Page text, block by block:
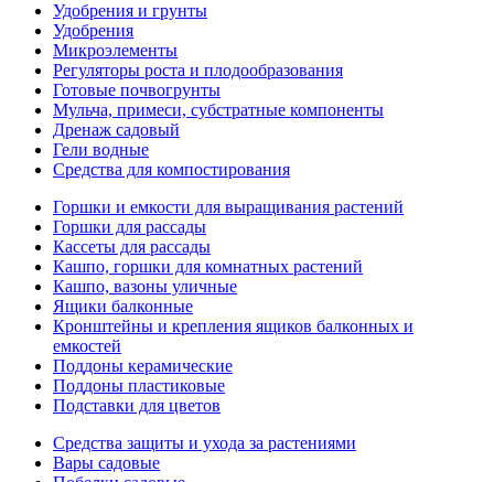
Удобрения и грунты
Удобрения
Микроэлементы
Регуляторы роста и плодообразования
Готовые почвогрунты
Мульча, примеси, субстратные компоненты
Дренаж садовый
Гели водные
Средства для компостирования
Горшки и емкости для выращивания растений
Горшки для рассады
Кассеты для рассады
Кашпо, горшки для комнатных растений
Кашпо, вазоны уличные
Ящики балконные
Кронштейны и крепления ящиков балконных и
емкостей
Поддоны керамические
Поддоны пластиковые
Подставки для цветов
Средства защиты и ухода за растениями
Вары садовые